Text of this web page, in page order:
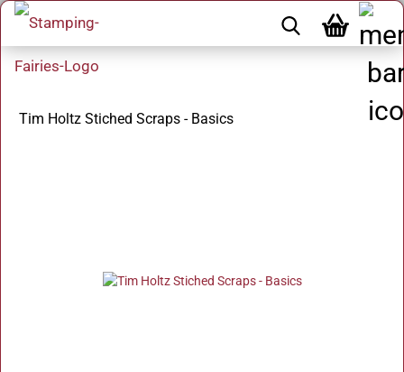
Tim Holtz Stiched Scraps - Basics